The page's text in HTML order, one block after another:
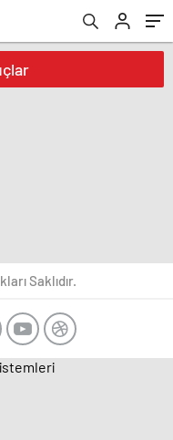
Saklıdır.